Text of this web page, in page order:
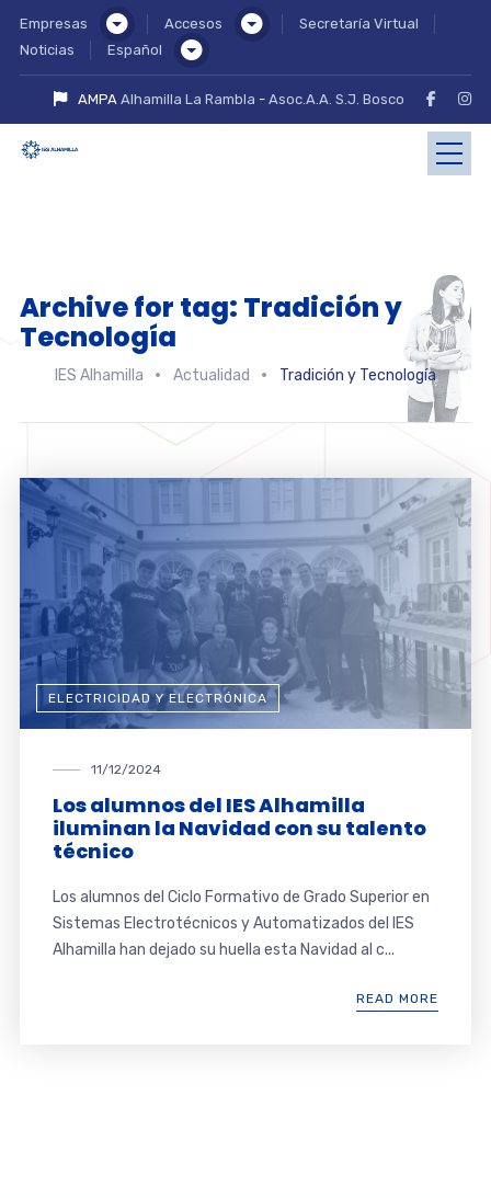
Empresas Accesos
Secretaría Virtual
Noticias
Español
AMPAAlhamilla La Rambla -Asoc.A.A. S.J. Bosco
Archive for tag: Tradición y
Tecnología
IES Alhamilla Actualidad Tradición y Tecnología
ELECTRICIDAD Y ELECTRÓNICA
11/12/2024
Los alumnos del IES Alhamilla
iluminan la Navidad con su talento
técnico
Los alumnos del Ciclo Formativo de Grado Superior en
Sistemas Electrotécnicos y Automatizados del IES
Alhamilla han dejado su huella esta Navidad al c...
READ MORE